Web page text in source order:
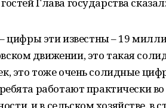
цифры эти известны – 19
движении, это такая
это тоже очень солидные
работают практически во